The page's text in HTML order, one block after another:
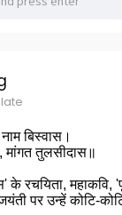
बिस्वास।
तुलसीदास॥
के रचयिता, महाकवि,
पर उन्हें कोटि-